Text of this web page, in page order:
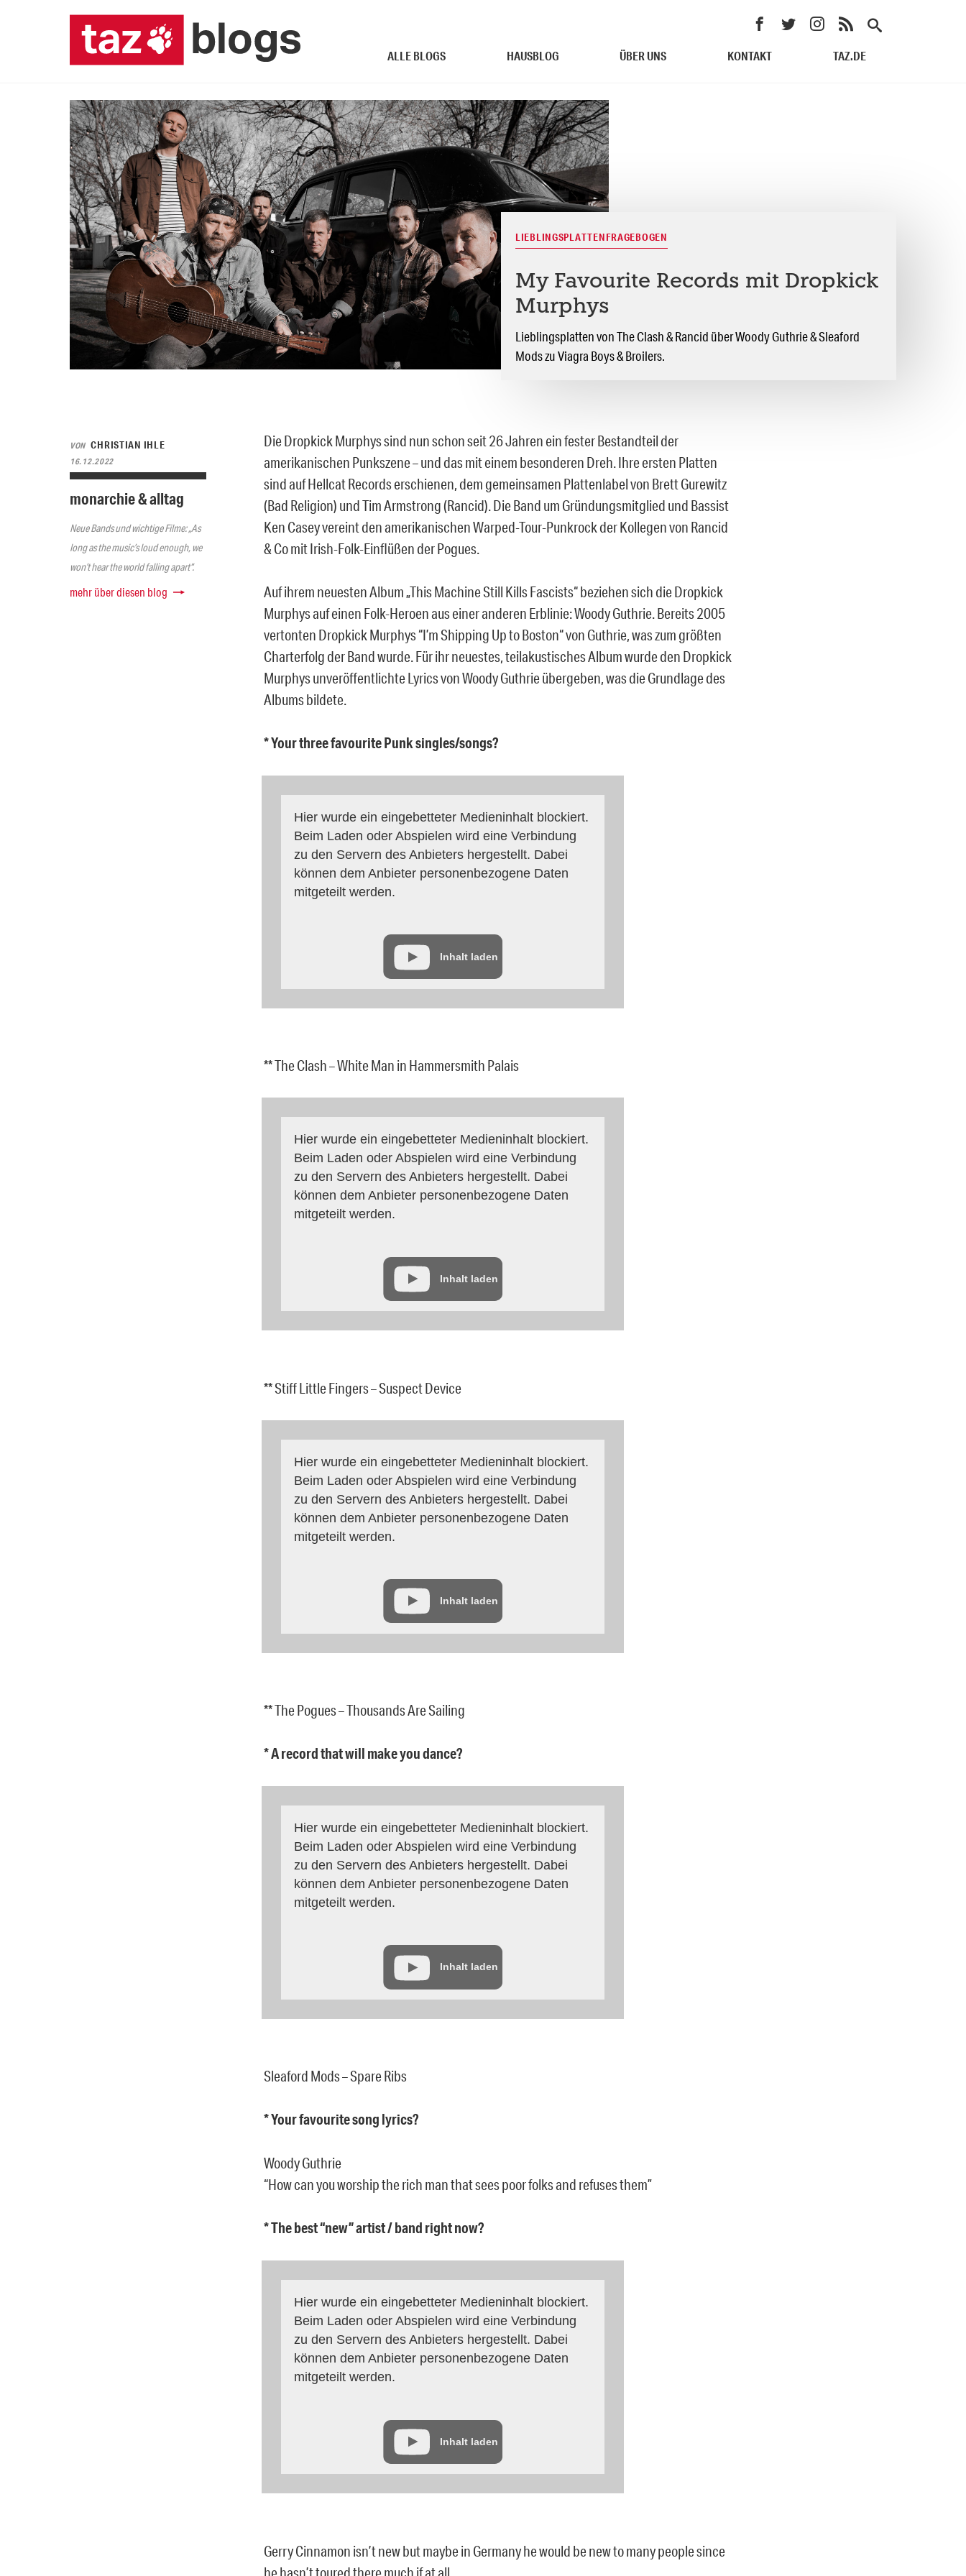
ALLE BLOGS HAUSBLOG ÜBER UNS KONTAKT TAZ.DE
LIEBLINGSPLATTENFRAGEBOGEN
My Favourite Records mit Dropkick
Murphys
Lieblingsplatten von The Clash & Rancid über Woody Guthrie & Sleaford
Mods zu Viagra Boys & Broilers.
VON CHRISTIAN IHLE
16.12.2022
monarchie & alltag
Neue Bands und wichtige Filme: „As
long as the music’s loud enough, we
won’t hear the world falling apart“.
mehr über diesen blog
Die Dropkick Murphys sind nun schon seit 26 Jahren ein fester Bestandteil der
amerikanischen Punkszene – und das mit einem besonderen Dreh. Ihre ersten Platten
sind auf Hellcat Records erschienen, dem gemeinsamen Plattenlabel von Brett Gurewitz
(Bad Religion) und Tim Armstrong (Rancid). Die Band um Gründungsmitglied und Bassist
Ken Casey vereint den amerikanischen Warped-Tour-Punkrock der Kollegen von Rancid
& Co mit Irish-Folk-Einflüßen der Pogues.
Auf ihrem neuesten Album „This Machine Still Kills Fascists“ beziehen sich die Dropkick
Murphys auf einen Folk-Heroen aus einer anderen Erblinie: Woody Guthrie. Bereits 2005
vertonten Dropkick Murphys “I’m Shipping Up to Boston“ von Guthrie, was zum größten
Charterfolg der Band wurde. Für ihr neuestes, teilakustisches Album wurde den Dropkick
Murphys unveröffentlichte Lyrics von Woody Guthrie übergeben, was die Grundlage des
Albums bildete.
* Your three favourite Punk singles/songs?
Hier wurde ein eingebetteter Medieninhalt blockiert.
Beim Laden oder Abspielen wird eine Verbindung
zu den Servern des Anbieters hergestellt. Dabei
können dem Anbieter personenbezogene Daten
mitgeteilt werden.
Inhalt laden
** The Clash – White Man in Hammersmith Palais
Hier wurde ein eingebetteter Medieninhalt blockiert.
Beim Laden oder Abspielen wird eine Verbindung
zu den Servern des Anbieters hergestellt. Dabei
können dem Anbieter personenbezogene Daten
mitgeteilt werden.
Inhalt laden
** Stiff Little Fingers – Suspect Device
Hier wurde ein eingebetteter Medieninhalt blockiert.
Beim Laden oder Abspielen wird eine Verbindung
zu den Servern des Anbieters hergestellt. Dabei
können dem Anbieter personenbezogene Daten
mitgeteilt werden.
Inhalt laden
** The Pogues – Thousands Are Sailing
* A record that will make you dance?
Hier wurde ein eingebetteter Medieninhalt blockiert.
Beim Laden oder Abspielen wird eine Verbindung
zu den Servern des Anbieters hergestellt. Dabei
können dem Anbieter personenbezogene Daten
mitgeteilt werden.
Inhalt laden
Sleaford Mods – Spare Ribs
* Your favourite song lyrics?
Woody Guthrie
“How can you worship the rich man that sees poor folks and refuses them”
* The best “new” artist / band right now?
Hier wurde ein eingebetteter Medieninhalt blockiert.
Beim Laden oder Abspielen wird eine Verbindung
zu den Servern des Anbieters hergestellt. Dabei
können dem Anbieter personenbezogene Daten
mitgeteilt werden.
Inhalt laden
Gerry Cinnamon isn’t new but maybe in Germany he would be new to many people since
he hasn’t toured there much if at all .